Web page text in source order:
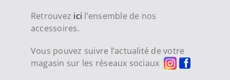
Retrouvez ici l’ensemble de nos
accessoires.
Vous pouvez suivre l’actualité de votre
magasin sur les réseaux sociaux